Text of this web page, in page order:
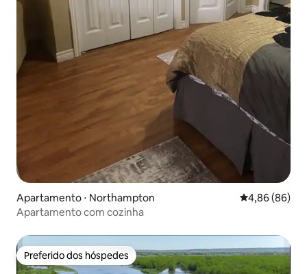
Apartamento ⋅ Northampton 4,86 de uma
4,86 (86)
Apartamento com cozinha
Preferido dos hóspedes
Preferido dos hóspedes